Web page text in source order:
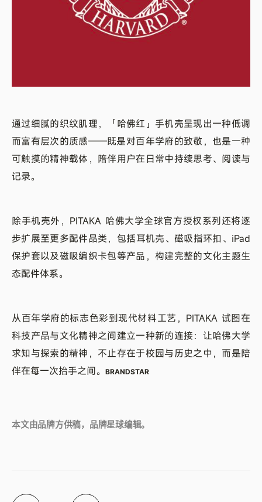
通过细腻的织纹肌理，「哈佛红」手机壳呈现出一种低调
而富有层次的质感——既是对百年学府的致敬，也是一种
可触摸的精神载体，陪伴用户在日常中持续思考、阅读与
记录。
除手机壳外，PITAKA 哈佛大学全球官方授权系列还将逐
步扩展至更多配件品类，包括耳机壳、磁吸指环扣、iPad
保护套以及磁吸编织卡包等产品，构建完整的文化主题生
态配件体系。
从百年学府的标志色彩到现代材料工艺，PITAKA 试图在
科技产品与文化精神之间建立一种新的连接：让哈佛大学
求知与探索的精神，不止存在于校园与历史之中，而是陪
伴在每一次抬手之间。
BRANDSTAR
本文由品牌方供稿，品牌星球编辑。